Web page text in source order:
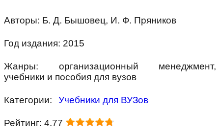
Авторы: Б. Д. Бышовец, И. Ф. Пряников
Год издания: 2015
Жанры: организационный менеджмент,
учебники и пособия для вузов
Категории: Учебники для ВУЗов
Рейтинг: 4.77